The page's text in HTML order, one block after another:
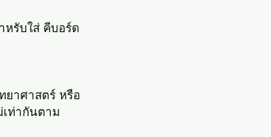
รับใส่ คีบอร์ด
ยาศาสตร์ หรือ
ท่ากันตาม